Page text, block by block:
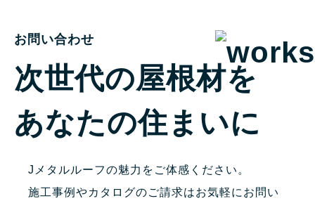
お問い合わせ
次世代の屋根材を
あなたの住まいに
Jメタルルーフの魅力をご体感ください。
施工事例やカタログのご請求はお気軽にお問い